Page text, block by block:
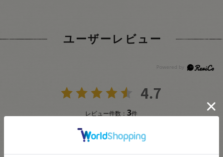
ユーザーレビュー
4.7
レビュー件数：3件